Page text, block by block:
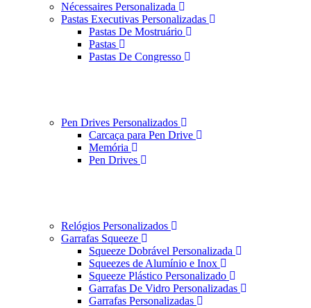
Nécessaires Personalizada
Pastas Executivas Personalizadas
Pastas De Mostruário
Pastas
Pastas De Congresso
Pen Drives Personalizados
Carcaça para Pen Drive
Memória
Pen Drives
Relógios Personalizados
Garrafas Squeeze
Squeeze Dobrável Personalizada
Squeezes de Alumínio e Inox
Squeeze Plástico Personalizado
Garrafas De Vidro Personalizadas
Garrafas Personalizadas